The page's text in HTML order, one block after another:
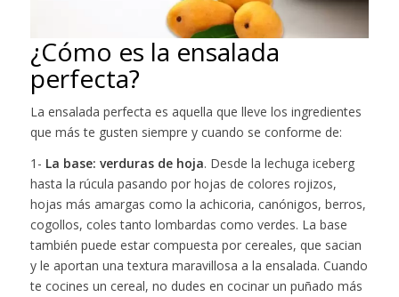
¿Cómo es la ensalada
perfecta?
La ensalada perfecta es aquella que lleve los ingredientes
que más te gusten siempre y cuando se conforme de:
1- La base: verduras de hoja. Desde la lechuga iceberg
hasta la rúcula pasando por hojas de colores rojizos,
hojas más amargas como la achicoria, canónigos, berros,
cogollos, coles tanto lombardas como verdes. La base
también puede estar compuesta por cereales, que sacian
y le aportan una textura maravillosa a la ensalada. Cuando
te cocines un cereal, no dudes en cocinar un puñado más